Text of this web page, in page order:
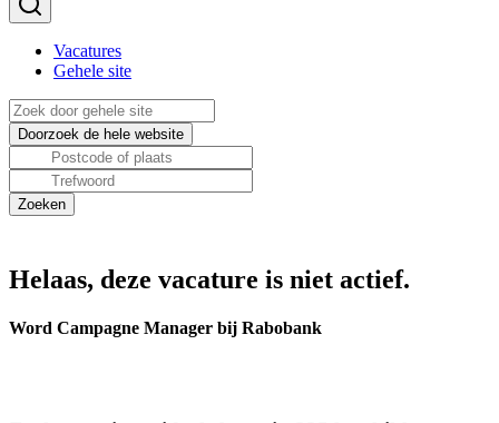
Vacatures
Gehele site
Helaas, deze vacature is niet actief.
Word Campagne Manager bij Rabobank